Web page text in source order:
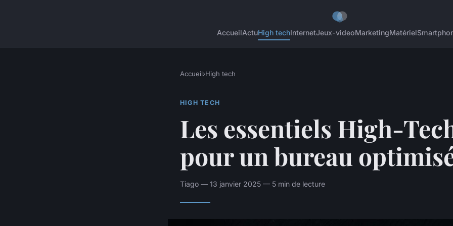
AccueilActuHigh techInternetJeux-videoMarketingMatériel
Accueil›High tech
HIGH TECH
Les essentiels High-
pour un bureau
Tiago — 13 janvier 2025 — 5 min de lecture